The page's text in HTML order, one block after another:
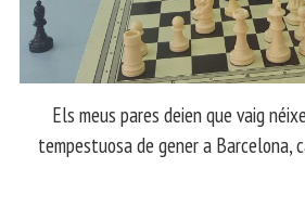
Els meus pares deien que vaig
tempestuosa de gener a Barcelona,